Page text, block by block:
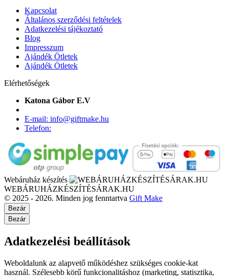
Kapcsolat
Általános szerződési feltételek
Adatkezelési tájékoztató
Blog
Impresszum
Ajándék Ötletek
Ajándék Ötletek
Elérhetőségek
Katona Gábor E.V
E-mail: info@giftmake.hu
Telefon:
Webáruház készítés
WEBÁRUHÁZKÉSZÍTÉSÁRAK.HU
© 2025 - 2026. Minden jog fenntartva Gift Make
Bezár
Bezár
Adatkezelési beállítások
Weboldalunk az alapvető működéshez szükséges cookie-kat
használ. Szélesebb körű funkcionalitáshoz (marketing, statisztika,